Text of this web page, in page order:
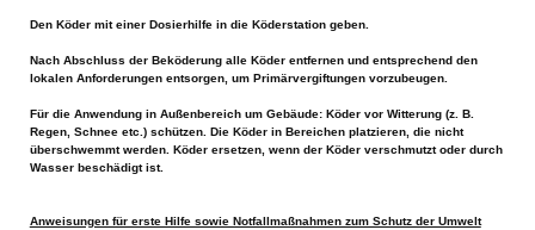
Den Köder mit einer Dosierhilfe in die Köderstation geben.
Nach Abschluss der Beköderung alle Köder entfernen und entsprechend den
lokalen Anforderungen entsorgen, um Primärvergiftungen vorzubeugen.
Für die Anwendung in Außenbereich um Gebäude: Köder vor Witterung (z. B.
Regen, Schnee etc.) schützen. Die Köder in Bereichen platzieren, die nicht
überschwemmt werden. Köder ersetzen, wenn der Köder verschmutzt oder durch
Wasser beschädigt ist.
Anweisungen für erste Hilfe sowie Notfallmaßnahmen zum Schutz der Umwelt